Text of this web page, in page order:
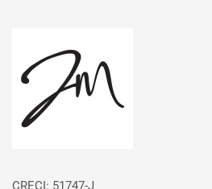
CRECI: 51747-J